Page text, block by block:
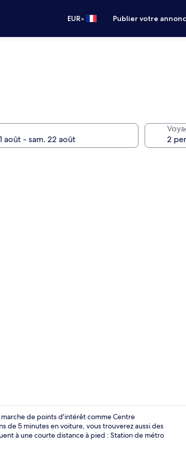
EUR• Publier votre
marche de points d'intérêt comme Centre
de 5 minutes en voiture, vous trouverez aussi des
à une courte distance à pied : Station de métro